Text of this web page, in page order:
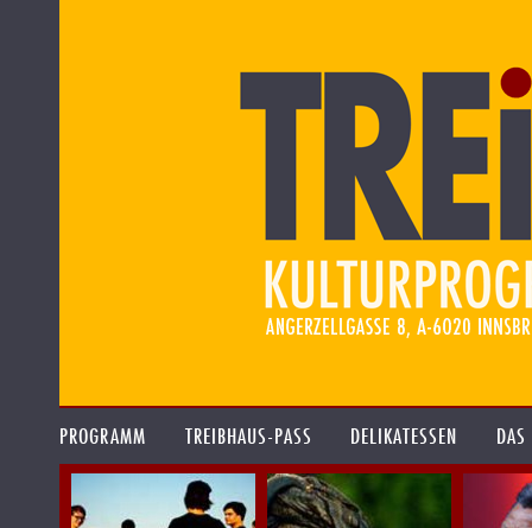
PROGRAMM TREIBHAUS-PASS DELIKATESSEN